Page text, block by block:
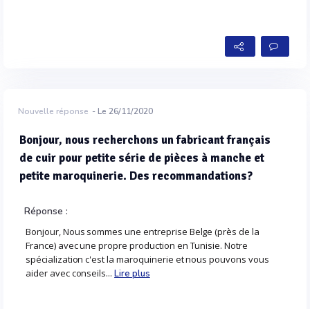
Nouvelle réponse - Le 26/11/2020
Bonjour, nous recherchons un fabricant français
de cuir pour petite série de pièces à manche et
petite maroquinerie. Des recommandations?
Réponse :
Bonjour, Nous sommes une entreprise Belge (près de la
France) avec une propre production en Tunisie. Notre
spécialization c'est la maroquinerie et nous pouvons vous
aider avec conseils...Lire plus